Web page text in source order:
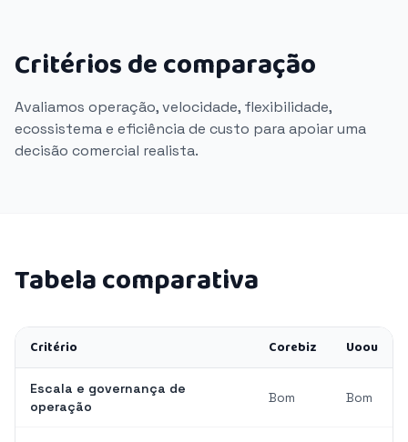
Critérios de comparação
Avaliamos operação, velocidade, flexibilidade,
ecossistema e eficiência de custo para apoiar uma
decisão comercial realista.
Tabela comparativa
Critério Corebiz Uoou
Escala e governança de
operação
Bom Bom